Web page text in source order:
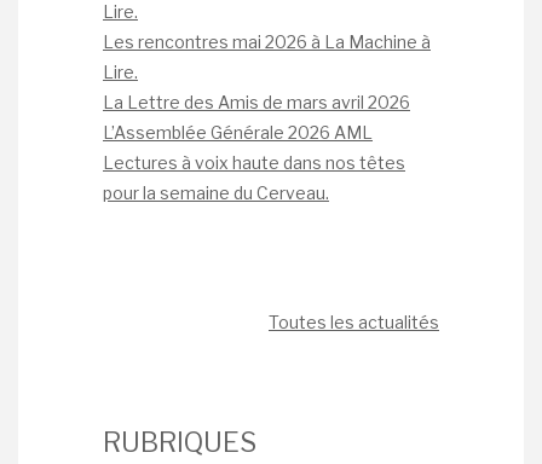
Lire.
Les rencontres mai 2026 à La Machine à
Lire.
La Lettre des Amis de mars avril 2026
L’Assemblée Générale 2026 AML
Lectures à voix haute dans nos têtes
pour la semaine du Cerveau.
Toutes les actualités
RUBRIQUES